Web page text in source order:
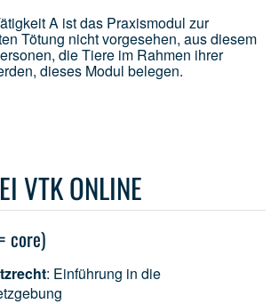
A ist das Praxismodul zur
Tötung nicht vorgesehen, aus diesem
die Tiere im Rahmen ihrer
dieses Modul belegen.
VTK ONLINE
core)
: Einführung in die